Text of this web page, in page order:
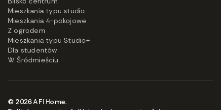
Mieszkania typu studio
Mieszkania 4-pokojowe
Z ogrodem
Mieszkania typu Studio+
Dla studentów
W Śródmieściu
© 2026 AFI Home.